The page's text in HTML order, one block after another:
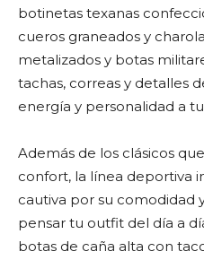
botinetas texanas
cueros graneados y
metalizados y botas
tachas, correas y detalles
energía y personalidad a
Además de los clásicos
confort, la línea deportiva
cautiva por su comodidad
pensar tu outfit del día a
botas de caña alta con